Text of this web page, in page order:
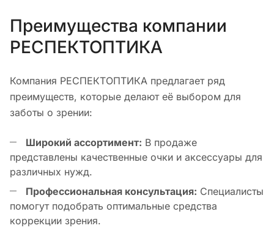
Преимущества компании
РЕСПЕКТОПТИКА
Компания РЕСПЕКТОПТИКА предлагает ряд
преимуществ, которые делают её выбором для
заботы о зрении:
Широкий ассортимент: В продаже
представлены качественные очки и аксессуары для
различных нужд.
Профессиональная консультация: Специалисты
помогут подобрать оптимальные средства
коррекции зрения.